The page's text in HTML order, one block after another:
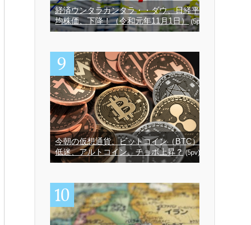
経済ウンタラカンタラ・・ダウ、日経平
均株価、下降！（令和元年11月1日）(5pv)
今朝の仮想通貨、ビットコイン（BTC）
低迷、アルトコイン、チョボ上昇？(5pv)